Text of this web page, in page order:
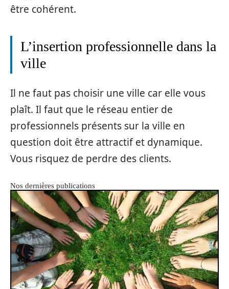
être cohérent.
L’insertion professionnelle dans la
ville
Il ne faut pas choisir une ville car elle vous
plaît. Il faut que le réseau entier de
professionnels présents sur la ville en
question doit être attractif et dynamique.
Vous risquez de perdre des clients.
Nos dernières publications